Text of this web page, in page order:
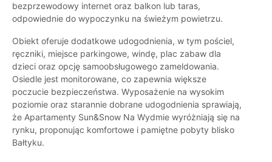
bezprzewodowy internet oraz balkon lub taras,
odpowiednie do wypoczynku na świeżym powietrzu.
Obiekt oferuje dodatkowe udogodnienia, w tym pościel,
ręczniki, miejsce parkingowe, windę, plac zabaw dla
dzieci oraz opcję samoobsługowego zameldowania.
Osiedle jest monitorowane, co zapewnia większe
poczucie bezpieczeństwa. Wyposażenie na wysokim
poziomie oraz starannie dobrane udogodnienia sprawiają,
że Apartamenty Sun&Snow Na Wydmie wyróżniają się na
rynku, proponując komfortowe i pamiętne pobyty blisko
Bałtyku.